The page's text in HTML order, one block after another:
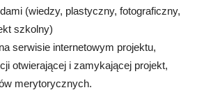
(wiedzy, plastyczny, fotograficzny,
szkolny)
serwisie internetowym projektu,
otwierającej i zamykającej projekt,
merytorycznych.